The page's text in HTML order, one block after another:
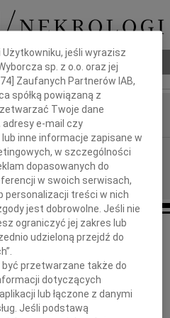
pogrzebowy
Pani
Annie Leśniak
Urzędu Miasta Rzeszowa
Użytkowniku, jeśli wyrazisz
sp. z o.o. oraz jej
] Zaufanych Partnerów IAB,
spółką powiązaną z
Twoje dane
adresy e-mail czy
inne informacje zapisane w
w szczególności
dopasowanych do
w swoich serwisach,
personalizacji treści w nich
jest dobrowolne. Jeśli nie
ograniczyć jej zakres lub
udzieloną przejdź do
przetwarzane także do
dotyczących
lub łączone z danymi
Jeśli podstawą